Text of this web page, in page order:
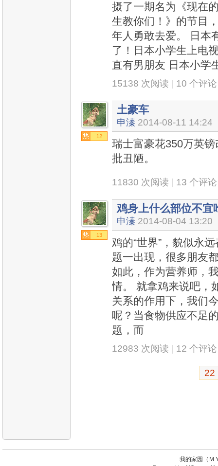
摄了一期名为《现在
生教你们！》的节目
年人勇敢去爱。 日本
了！日本小学生上电
直有男朋友 日本小学
15138 次阅读 10 个评论
12
土豪车
申溱 2014-08-11 14:24
瑞士富豪花350万英
批丑陋。
11830 次阅读 13 个评论
13
鸡身上什么部位不宜
申溱 2014-08-04 13:20
鸡的“世界”，貌似永
题一出现，很多朋友
如此，作为营养师，
情。 就拿鸡来说吧，
关系的作用下，我们
呢？当食物供应不足
题，而
12983 次阅读 12 个评论
22
我的家园（